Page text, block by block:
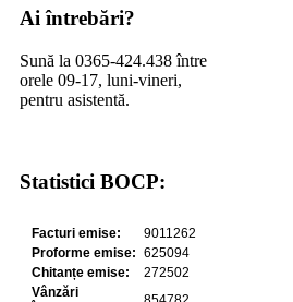
Ai întrebări?
Sună la 0365-424.438 între
orele 09-17, luni-vineri,
pentru asistentă.
Statistici BOCP: